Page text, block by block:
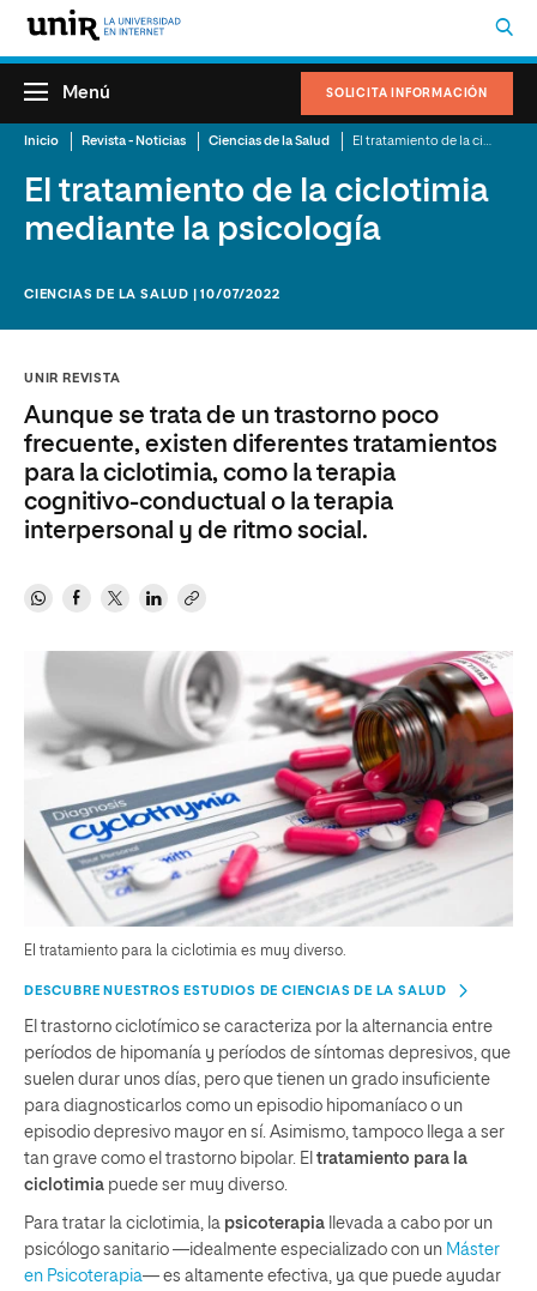
SOLICITA INFORMACIÓN
Menú
Inicio Revista - Noticias Ciencias de la Salud
El tratamiento de la ciclotimia
mediante la psicología
CIENCIAS DE LA SALUD | 10/07/2022
UNIR REVISTA
Aunque se trata de un trastorno poco
frecuente, existen diferentes tratamientos
para la ciclotimia, como la terapia
cognitivo-conductual o la terapia
interpersonal y de ritmo social.
El tratamiento para la ciclotimia es muy diverso.
DESCUBRE NUESTROS ESTUDIOS DE CIENCIAS DE LA SALUD
El trastorno ciclotímico se caracteriza por la alternancia entre
períodos de hipomanía y períodos de síntomas depresivos, que
suelen durar unos días, pero que tienen un grado insuficiente
para diagnosticarlos como un episodio hipomaníaco o un
episodio depresivo mayor en sí. Asimismo, tampoco llega a ser
tan grave como el trastorno bipolar. El tratamiento para la
ciclotimia puede ser muy diverso.
Para tratar la ciclotimia, la psicoterapia
llevada a cabo por un
psicólogo sanitario —idealmente especializado con un Máster
en Psicoterapia— es altamente efectiva, ya que puede ayudar